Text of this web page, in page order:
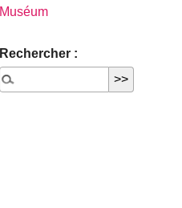
Muséum
Rechercher :